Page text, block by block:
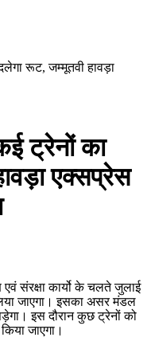
रूट, जम्मूतवी हावड़ा
ट्रेनों का
एक्सप्रेस
संरक्षा कार्यो के चलते जुलाई
जाएगा। इसका असर मंडल
इस दौरान कुछ ट्रेनों को
जाएगा।